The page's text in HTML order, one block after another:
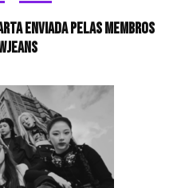
enviada pelas membros